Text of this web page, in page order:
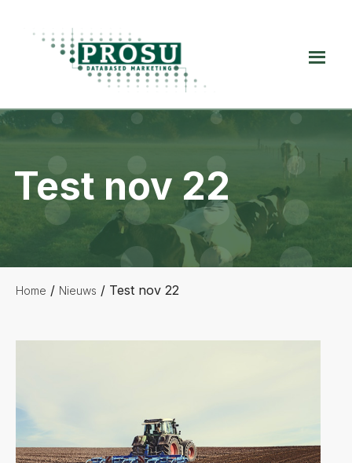
hoofdnavigatie
voettekst
Prosu
Databased
Marketing
Test nov 22
Home / Nieuws / Test nov 22